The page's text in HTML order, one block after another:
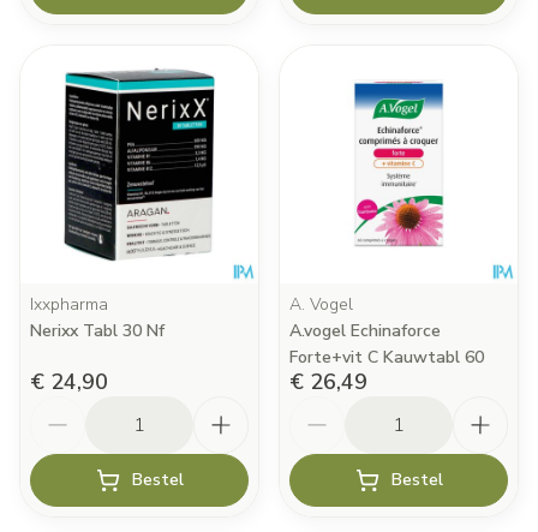
Ixxpharma
Nerixx Tabl 30 Nf
€ 24,90
Bestel
A. Vogel
A.vogel Echinaforce
Forte+vit C Kauwtabl 60
€ 26,49
Bestel